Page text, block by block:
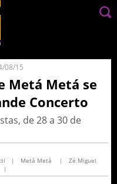
08/15
Metá Metá se
Concerto
de 28 a 30 de
| Metá Metá |
Zé Miguel
|